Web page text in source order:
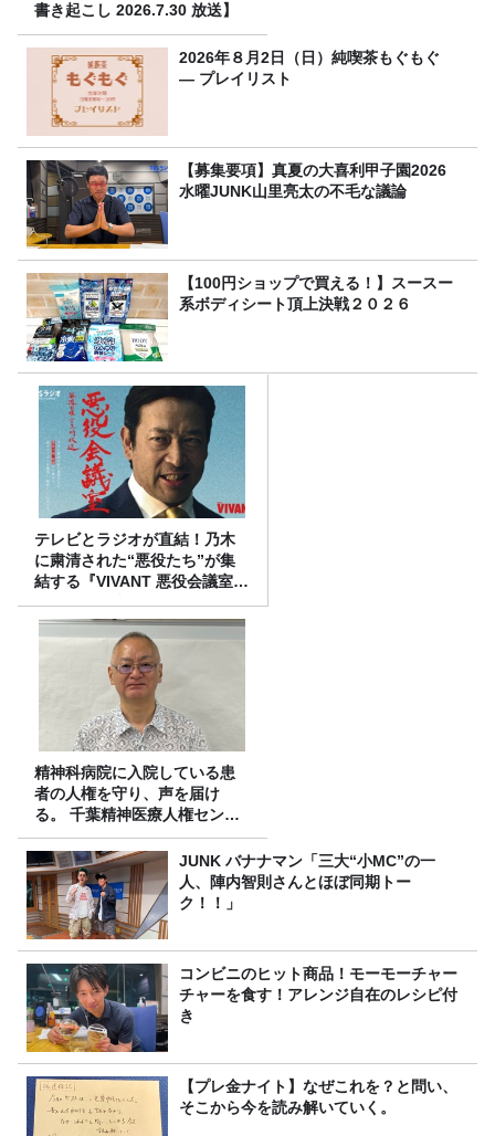
書き起こし 2026.7.30 放送】
2026年８月2日（日）純喫茶もぐもぐ
― プレイリスト
【募集要項】真夏の大喜利甲子園2026
水曜JUNK山里亮太の不毛な議論
【100円ショップで買える！】スースー
系ボディシート頂上決戦２０２６
テレビとラジオが直結！乃木
に粛清された“悪役たち”が集
結する『VIVANT 悪役会議室』
7/26(日)23時スタート！
精神科病院に入院している患
者の人権を守り、声を届け
る。 千葉精神医療人権センタ
ーの取り組み
JUNK バナナマン「三大“小MC”の一
人、陣内智則さんとほぼ同期トー
ク！！」
コンビニのヒット商品！モーモーチャー
チャーを食す！アレンジ自在のレシピ付
き
【プレ金ナイト】なぜこれを？と問い、
そこから今を読み解いていく。